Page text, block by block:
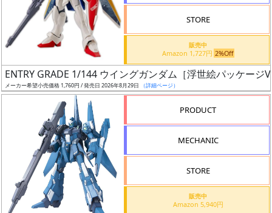
STORE
販売中
Amazon 1,727円 2%Off
ENTRY GRADE 1/144 ウイングガンダム［浮世絵パッケージ
メーカー希望小売価格 1,760円 / 発売日 2026年8月29日 （詳細ページ）
PRODUCT
MECHANIC
STORE
販売中
Amazon 5,940円